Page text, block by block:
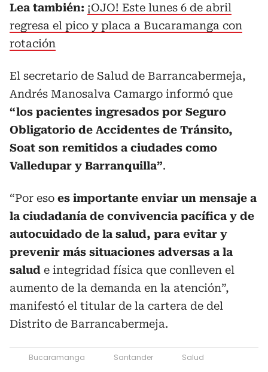
Lea también: ¡OJO! Este lunes 6 de abril
regresa el pico y placa a Bucaramanga con
rotación
El secretario de Salud de Barrancabermeja,
Andrés Manosalva Camargo informó que
“los pacientes ingresados por Seguro
Obligatorio de Accidentes de Tránsito,
Soat son remitidos a ciudades como
Valledupar y Barranquilla”.
“Por eso es importante enviar un mensaje a
la ciudadanía de convivencia pacífica y de
autocuidado de la salud, para evitar y
prevenir más situaciones adversas a la
salud e integridad física que conlleven el
aumento de la demanda en la atención”,
manifestó el titular de la cartera de del
Distrito de Barrancabermeja.
Bucaramanga Santander
Salud